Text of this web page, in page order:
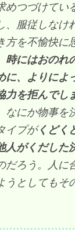
めつづけてい
、服従しなけ
方を不愉快に
時にはおのれ
に、よりによ
力を拒んでし
なにか物事を
イプがくどく
人がくだした
だろう。人に
うとしてもそ